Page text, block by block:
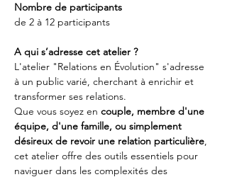
Nombre de participants
de 2 à 12 participants
A qui s’adresse cet atelier ?
L'atelier "Relations en Évolution" s'adresse
à un public varié, cherchant à enrichir et
transformer ses relations.
Que vous soyez en couple, membre d'une
équipe, d'une famille, ou simplement
désireux de revoir une relation particulière,
cet atelier offre des outils essentiels pour
naviguer dans les complexités des